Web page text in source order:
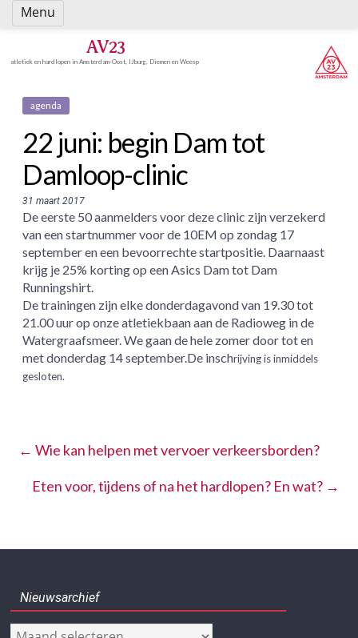
Spring
naar
AV23
atletiek en hardlopen in Amsterdam-Oost, IJburg, Diemen en Weesp
agenda
22 juni: begin Dam tot
Damloop-clinic
31 maart 2017
De eerste 50 aanmelders voor deze clinic zijn verzekerd
van een startnummer voor de 10EM op zondag 17
september en een bevoorrechte startpositie. Daarnaast
krijg je 25% korting op een Asics Dam tot Dam
Runningshirt.
De trainingen zijn elke donderdagavond van 19.30 tot
21.00 uur op onze atletiekbaan aan de Radioweg in de
Watergraafsmeer. We gaan de hele zomer door tot en
met donderdag 14 september.De inschrijving is inmiddels
gesloten.
← Wie kan helpen met vervoer verkeersborden?
Eten voor, tijdens of na het hardlopen? En wat? →
Nieuwsarchief
Nieuwsarchief
Menu